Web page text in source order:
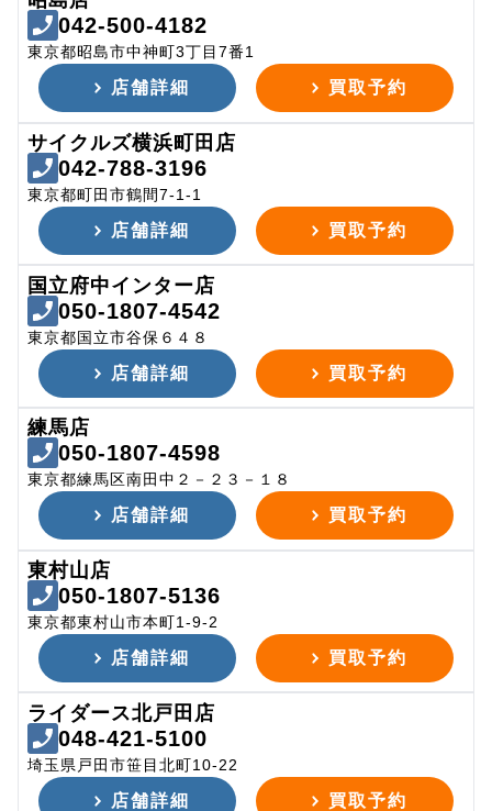
042-500-4182
東京都昭島市中神町3丁目7番1
店舗詳細 買取予約
サイクルズ横浜町田店
042-788-3196
東京都町田市鶴間7-1-1
店舗詳細 買取予約
国立府中インター店
050-1807-4542
東京都国立市谷保６４８
店舗詳細 買取予約
練馬店
050-1807-4598
東京都練馬区南田中２－２３－１８
店舗詳細 買取予約
東村山店
050-1807-5136
東京都東村山市本町1-9-2
店舗詳細 買取予約
ライダース北戸田店
048-421-5100
埼玉県戸田市笹目北町10-22
店舗詳細 買取予約